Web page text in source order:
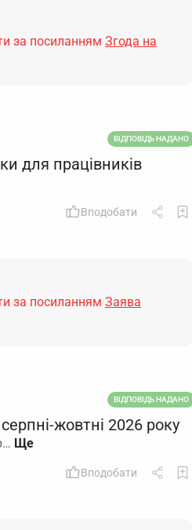
за посиланням Згода на
ВІДПОВІДЬ НАДАНО
для працівників
Вподобати
за посиланням Заява
ВІДПОВІДЬ НАДАНО
жовтні 2026 року
Вподобати